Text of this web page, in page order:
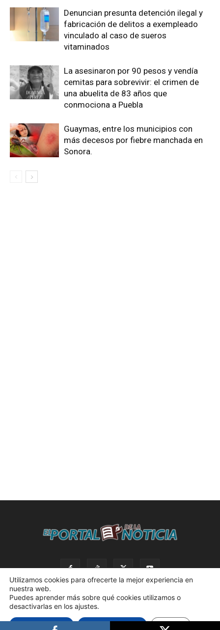
Denuncian presunta detención ilegal y
fabricación de delitos a exempleado
vinculado al caso de sueros
vitaminados
La asesinaron por 90 pesos y vendía
cemitas para sobrevivir: el crimen de
una abuelita de 83 años que
conmociona a Puebla
Guaymas, entre los municipios con
más decesos por fiebre manchada en
Sonora.
© 2023 El Portal de la Noticia. Todos los derechos reservados. |
Utilizamos cookies para ofrecerte la mejor experiencia en
nuestra web.
Puedes aprender más sobre qué cookies utilizamos o
desactivarlas en los ajustes.
Aceptar cookies Ajustes